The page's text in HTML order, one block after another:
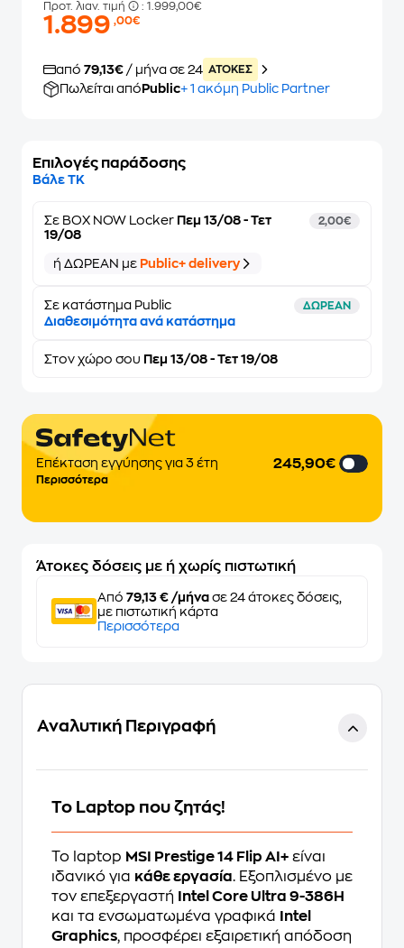
Προτ. λιαν. τιμή : 1.999,00€
1.899,00€
από 79,13€ / μήνα σε 24 ATOKEΣ
Πωλείται από Public+ 1 ακόμη Public Partner
Επιλογές παράδοσης
Βάλε ΤΚ
Σε BOX NOW Locker Πεμ 13/08 - Τετ
19/08
2,00€
ή ΔΩΡΕΑΝ με Public+ delivery
Σε κατάστημα Public ΔΩΡΕΑΝ
Διαθεσιμότητα ανά κατάστημα
Στον χώρο σου Πεμ 13/08 - Τετ 19/08
Επέκταση εγγύησης για 3 έτη
Περισσότερα
245,90€
Άτοκες δόσεις με ή χωρίς πιστωτική
Από 79,13 € /μήνα σε 24 άτοκες δόσεις,
με πιστωτική κάρτα
Περισσότερα
Αναλυτική Περιγραφή
Το Laptop που ζητάς!
Το laptop MSI Prestige 14 Flip AI+ είναι
ιδανικό για κάθε εργασία. Εξοπλισμένο με
τον επεξεργαστή
Intel Core Ultra 9-386H
και τα ενσωματωμένα γραφικά
Intel
Graphics, προσφέρει εξαιρετική απόδοση